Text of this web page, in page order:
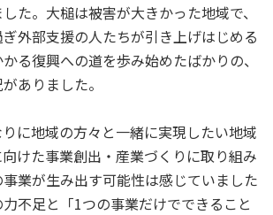
た。大槌は被害が大きかった地域で、
外部支援の人たちが引き上げはじめる
る復興への道を歩み始めたばかりの、
ありました。
に地域の方々と一緒に実現したい地域
けた事業創出・産業づくりに取り組み
業が生み出す可能性は感じていました
不足と「1つの事業だけでできること